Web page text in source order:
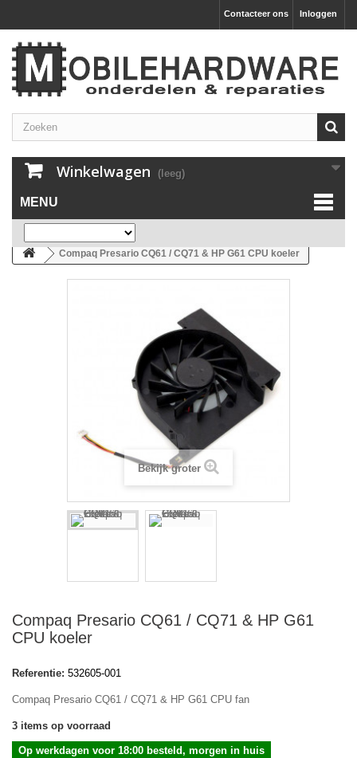
Inloggen
Contacteer ons
Winkelwagen (leeg)
MENU
Compaq Presario CQ61 / CQ71 & HP G61 CPU koeler
Bekijk groter
Compaq Presario CQ61 / CQ71 & HP G61
CPU koeler
Referentie: 532605-001
Compaq Presario CQ61 / CQ71 & HP G61 CPU fan
3 items op voorraad
Op werkdagen voor 18:00 besteld, morgen in huis